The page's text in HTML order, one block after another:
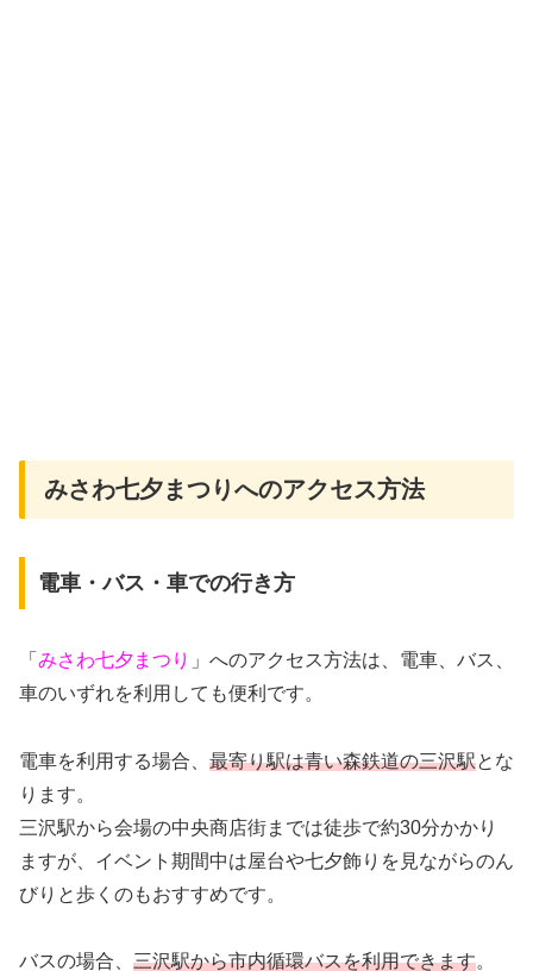
みさわ七夕まつりへのアクセス方法
電車・バス・車での行き方
「 みさわ七夕まつり 」へのアクセス方法は、電車、バス、
車のいずれを利用しても便利です。
電車を利用する場合、 最寄り駅は青い森鉄道の三沢駅とな
ります。
三沢駅から会場の中央商店街までは徒歩で約30分かかり
ますが、イベント期間中は屋台や七夕飾りを見ながらのん
びりと歩くのもおすすめです。
バスの場合、 三沢駅から市内循環バスを利用できます。